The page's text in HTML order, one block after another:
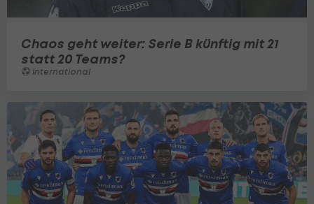
Chaos geht weiter: Serie B künftig mit 21
statt 20 Teams?
International